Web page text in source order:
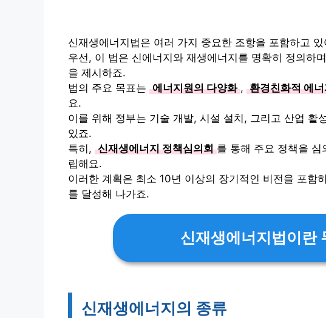
신재생에너지법은 여러 가지 중요한 조항을 포함하고 있
우선, 이 법은 신에너지와 재생에너지를 명확히 정의하
을 제시하죠.
법의 주요 목표는 에너지원의 다양화 , 환경친화적 에
요.
이를 위해 정부는 기술 개발, 시설 설치, 그리고 산업 활
있죠.
특히, 신재생에너지 정책심의회 를 통해 주요 정책을
립해요.
이러한 계획은 최소 10년 이상의 장기적인 비전을 포함
를 달성해 나가죠.
신재생에너지법이란
신재생에너지의 종류